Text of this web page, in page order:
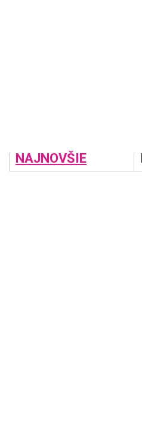
NAJNOVŠIE